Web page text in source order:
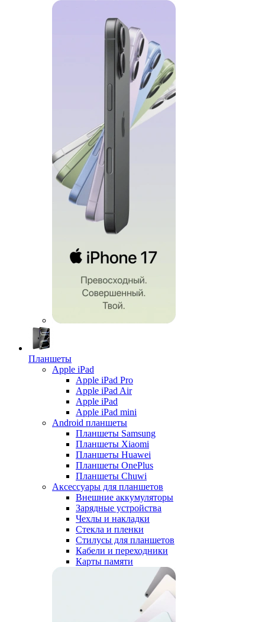
Планшеты
Apple iPad
Apple iPad Pro
Apple iPad Air
Apple iPad
Apple iPad mini
Android планшеты
Планшеты Samsung
Планшеты Xiaomi
Планшеты Huawei
Планшеты OnePlus
Планшеты Chuwi
Аксессуары для планшетов
Внешние аккумуляторы
Зарядные устройства
Чехлы и накладки
Стекла и пленки
Стилусы для планшетов
Кабели и переходники
Карты памяти